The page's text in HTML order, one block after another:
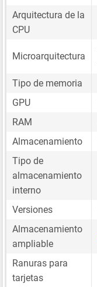
Arquitectura de la
CPU
Microarquitectura
Tipo de memoria
GPU
RAM
Almacenamiento
Tipo de
almacenamiento
interno
Versiones
Almacenamiento
ampliable
Ranuras para
tarjetas